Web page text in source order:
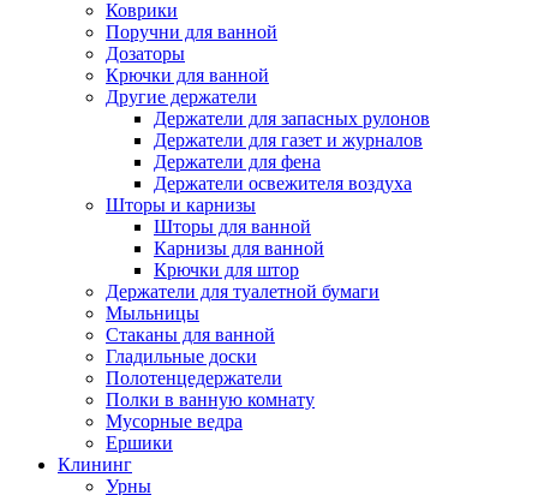
Коврики
Поручни для ванной
Дозаторы
Крючки для ванной
Другие держатели
Держатели для запасных рулонов
Держатели для газет и журналов
Держатели для фена
Держатели освежителя воздуха
Шторы и карнизы
Шторы для ванной
Карнизы для ванной
Крючки для штор
Держатели для туалетной бумаги
Мыльницы
Стаканы для ванной
Гладильные доски
Полотенцедержатели
Полки в ванную комнату
Мусорные ведра
Ершики
Клининг
Урны